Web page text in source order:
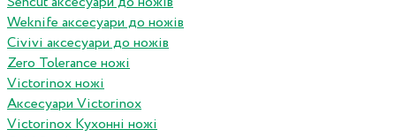
Weknife аксесуари до ножів
Civivi аксесуари до ножів
Zero Tolerance ножі
Victorinox ножі
Аксесуари Victorinox
Victorinox Кухонні ножі